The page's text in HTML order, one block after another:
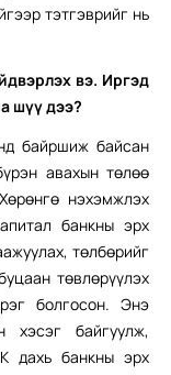
тэтгэврийг нь
вэ. Иргэд
шүү дээ?
байршиж байсан
авахын төлөө
нэхэмжлэх
банкны эрх
төлбөрийг
төвлөрүүлэх
болгосон. Энэ
хэсэг байгуулж,
дахь банкны эрх